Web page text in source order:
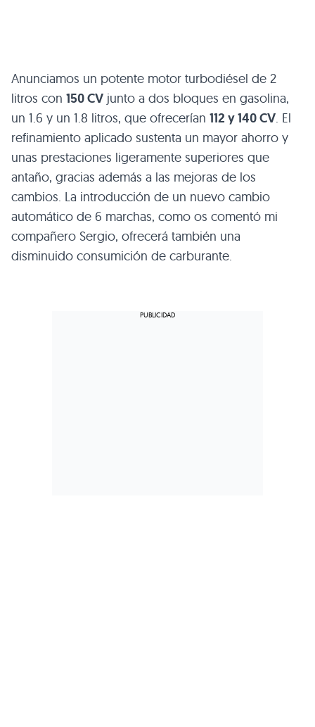
Anunciamos un potente motor turbodiésel de 2
litros con 150 CV junto a dos bloques en gasolina,
un 1.6 y un 1.8 litros, que ofrecerían 112 y 140 CV. El
refinamiento aplicado sustenta un mayor ahorro y
unas prestaciones ligeramente superiores que
antaño, gracias además a las mejoras de los
cambios. La introducción de un nuevo cambio
automático de 6 marchas, como os comentó mi
compañero Sergio, ofrecerá también una
disminuido consumición de carburante.